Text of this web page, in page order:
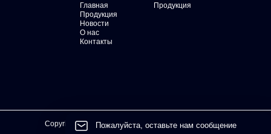
Главная
Продукция
Новости
О нас
Контакты
Продукция
Copyright © Sichuan Microvelo Semiconductor Co.,LTD
Пожалуйста, оставьте нам сообщение